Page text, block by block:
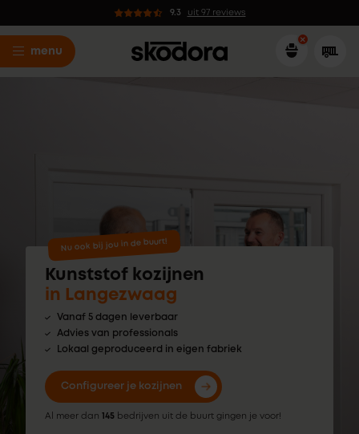
9.3 uit 97 reviews
menu
Nu ook bij jou in de buurt!
Kunststof kozijnen
in Langezwaag
Vanaf 5 dagen leverbaar
Advies van professionals
Lokaal geproduceerd in eigen fabriek
Configureer je kozijnen
Al meer dan 145 bedrijven uit de buurt gingen je voor!